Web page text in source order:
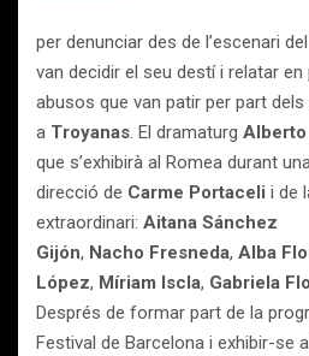
per denunciar des de l’escenari
van decidir el seu destí i relatar
abusos que van patir per part
a Troyanas. El dramaturg
que s’exhibirà al Romea durant
direcció de Carme Portaceli i de
extraordinari: Aitana Sánchez
Gijón, Nacho Fresneda, Alba
López, Míriam Iscla, Gabriela
Després de formar part de la
Festival de Barcelona i exhibir-se